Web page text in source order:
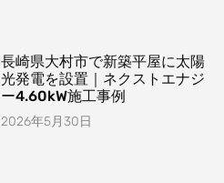
長崎県大村市で新築平屋に太陽
光発電を設置｜ネクストエナジ
ー4.60kW施工事例
2026年5月30日